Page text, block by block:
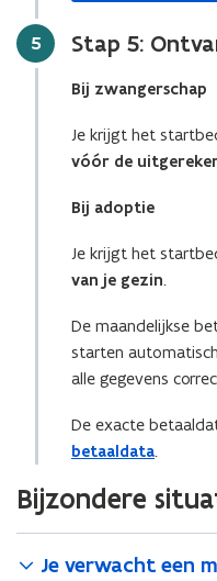
Stap
5 Stap 5:
Bij zwangerschap
Je krijgt het
vóór de
Bij adoptie
Je krijgt het
van je gezin.
De maandelijkse
starten
alle gegevens
De exacte
betaaldata.
Bijzondere
Je verwacht een